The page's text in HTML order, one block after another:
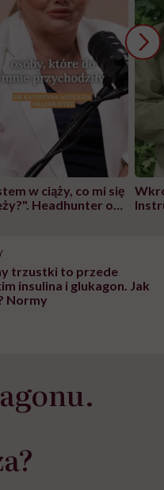
w ciąży, co mi się
Headhunter o
trzustki to przede
insulina i glukagon. Jak
Normy